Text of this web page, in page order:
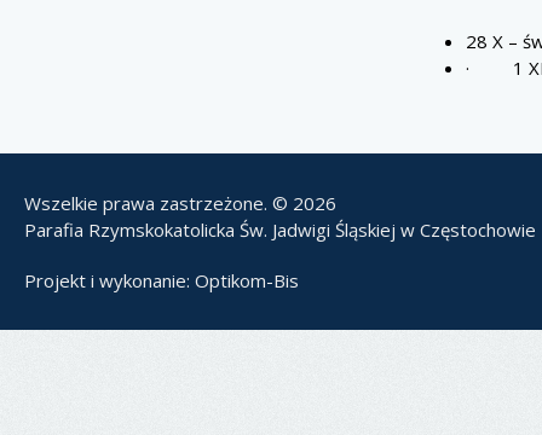
28 X –
· 1 XI –
Wszelkie prawa zastrzeżone. © 2026
Parafia Rzymskokatolicka Św. Jadwigi Śląskiej w Częstochowie
Projekt i wykonanie: Optikom-Bis